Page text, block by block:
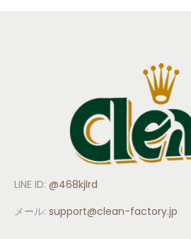
LINE ID: @468kjlrd
メール: support@clean-factory.jp